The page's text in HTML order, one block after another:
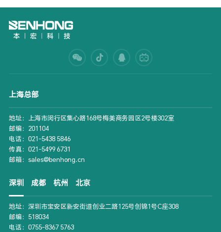
上海总部
地址：上海市闵行区集心路168号梅美商务园区2号楼302室
邮编：201104
电话：021-5438 5846
传真：021-5499 6731
邮箱：sales@benhong.cn
深圳 成都 杭州 北京
地址：深圳市宝安区新安街道创业二路125号创锦1号C座308
邮编：518034
电话：0755-8367 5763